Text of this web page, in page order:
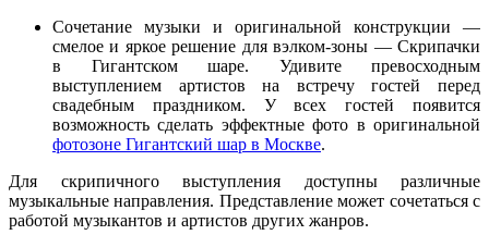
Сочетание музыки и оригинальной конструкции —
смелое и яркое решение для вэлком-зоны — Скрипачки
в Гигантском шаре. Удивите превосходным
выступлением артистов на встречу гостей перед
свадебным праздником. У всех гостей появится
возможность сделать эффектные фото в оригинальной
фотозоне Гигантский шар в Москве.
Для скрипичного выступления доступны различные
музыкальные направления. Представление может сочетаться с
работой музыкантов и артистов других жанров.